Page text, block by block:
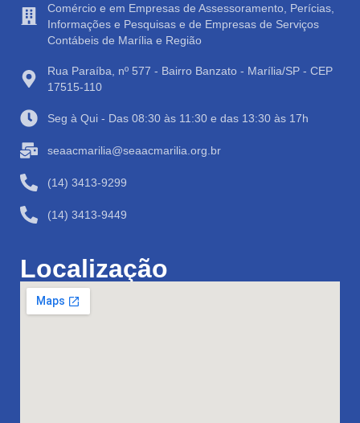
Comércio e em Empresas de Assessoramento, Perícias,
Informações e Pesquisas e de Empresas de Serviços
Contábeis de Marília e Região
Rua Paraíba, nº 577 - Bairro Banzato - Marília/SP - CEP
17515-110
Seg à Qui - Das 08:30 às 11:30 e das 13:30 às 17h
seaacmarilia@seaacmarilia.org.br
(14) 3413-9299
(14) 3413-9449
Localização